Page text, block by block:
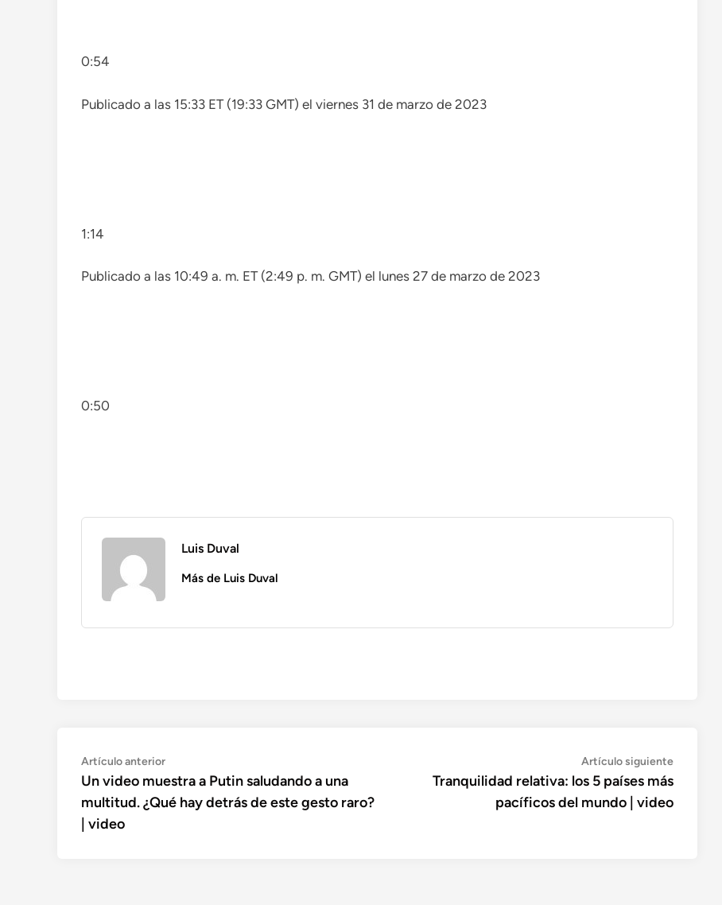
0:54
Publicado a las 15:33 ET (19:33 GMT) el viernes 31 de marzo de 2023
1:14
Publicado a las 10:49 a. m. ET (2:49 p. m. GMT) el lunes 27 de marzo de 2023
0:50
Luis Duval
Más de Luis Duval
Navegación
de
entradas
Artículo anteriorArtículo
anterior:
Un video muestra a Putin saludando a una
multitud. ¿Qué hay detrás de este gesto raro?
| video
Artículo siguienteArtículo
siguiente:
Tranquilidad relativa: los 5 países más
pacíficos del mundo | video